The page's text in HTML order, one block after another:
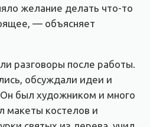
желание делать что-то
— объясняет
разговоры после работы.
обсуждали идеи и
был художником и много
макеты костелов и